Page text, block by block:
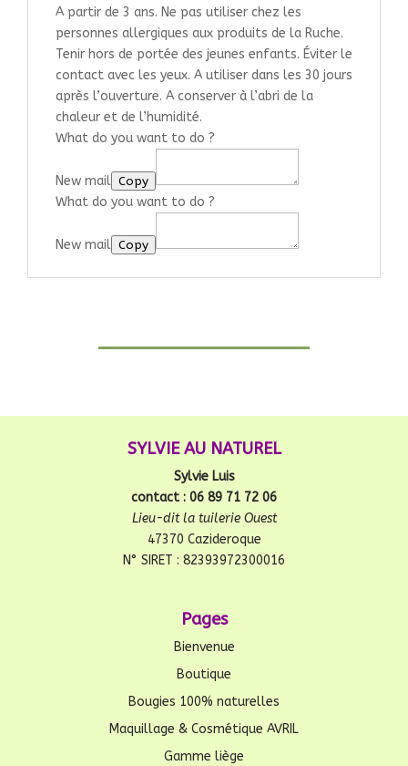
A partir de 3 ans. Ne pas utiliser chez les
personnes allergiques aux produits de la Ruche.
Tenir hors de portée des jeunes enfants. Éviter le
contact avec les yeux. A utiliser dans les 30 jours
après l’ouverture. A conserver à l’abri de la
chaleur et de l’humidité.
What do you want to do ?
New mail Copy
What do you want to do ?
New mail Copy
SYLVIE AU NATUREL
Sylvie Luis
contact : 06 89 71 72 06
Lieu-dit la tuilerie Ouest
47370 Cazideroque
N° SIRET : 82393972300016
Pages
Bienvenue
Boutique
Bougies 100% naturelles
Maquillage & Cosmétique AVRIL
Gamme liège